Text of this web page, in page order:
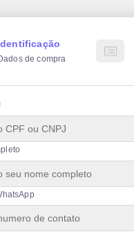
de compra